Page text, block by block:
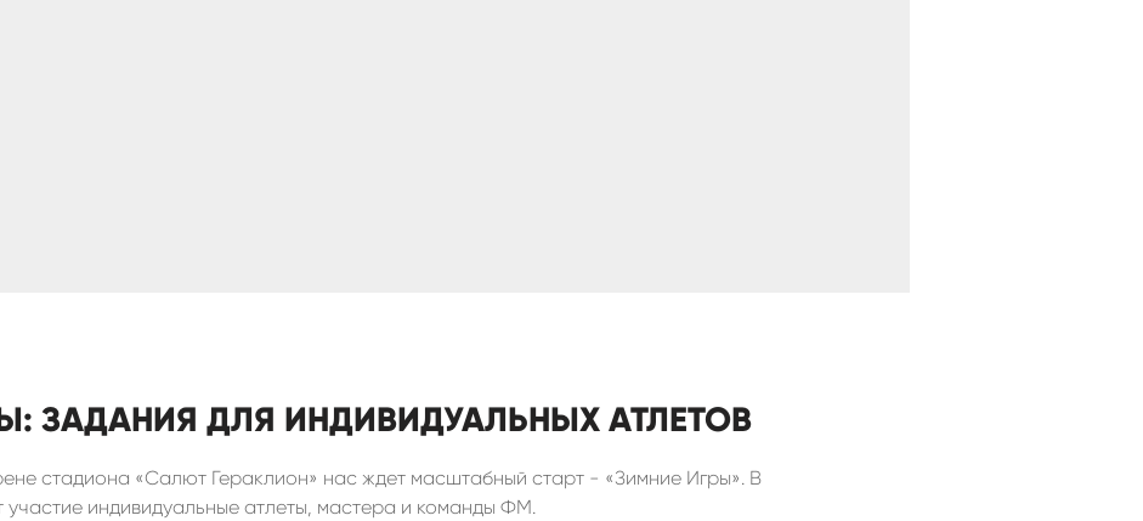
ЗАДАНИЯ ДЛЯ ИНДИВИДУАЛЬНЫХ АТЛЕТОВ
стадиона «Салют Гераклион» нас ждет масштабный старт - «Зимние Игры». В
участие индивидуальные атлеты, мастера и команды ФМ.